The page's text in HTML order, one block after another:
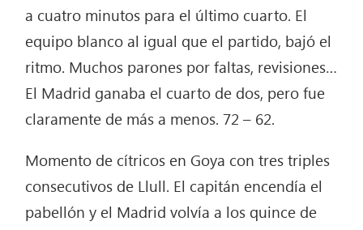
a cuatro minutos para el último cuarto. El
equipo blanco al igual que el partido, bajó el
ritmo. Muchos parones por faltas, revisiones…
El Madrid ganaba el cuarto de dos, pero fue
claramente de más a menos. 72 – 62.
Momento de cítricos en Goya con tres triples
consecutivos de Llull. El capitán encendía el
pabellón y el Madrid volvía a los quince de